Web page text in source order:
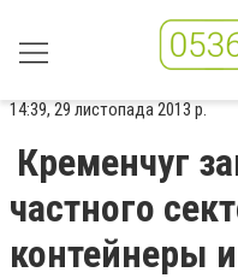
14:39, 29 листопада 2013 р.
Кременчуг
частного
контейнеры